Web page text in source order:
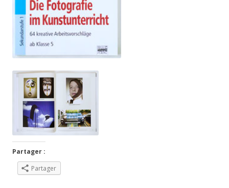
Partager :
Partager